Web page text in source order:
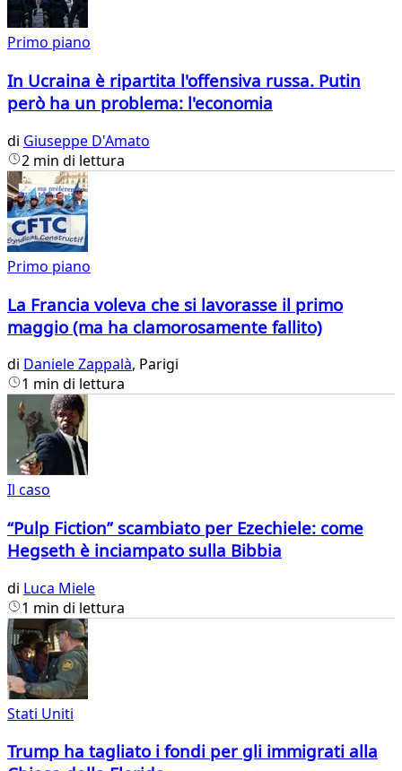
Primo piano
In Ucraina è ripartita l'offensiva russa. Putin
però ha un problema: l'economia
di Giuseppe D'Amato
2 min di lettura
Primo piano
La Francia voleva che si lavorasse il primo
maggio (ma ha clamorosamente fallito)
di Daniele Zappalà, Parigi
1 min di lettura
Il caso
“Pulp Fiction” scambiato per Ezechiele: come
Hegseth è inciampato sulla Bibbia
di Luca Miele
1 min di lettura
Stati Uniti
Trump ha tagliato i fondi per gli immigrati alla